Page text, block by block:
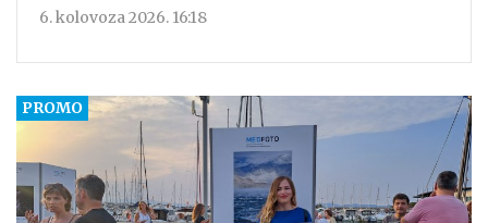
6. kolovoza 2026. 16:18